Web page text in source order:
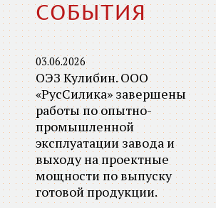
СОБЫТИЯ
03.06.2026
ОЭЗ Кулибин. ООО
«РусСилика» завершены
работы по опытно-
промышленной
эксплуатации завода и
выходу на проектные
мощности по выпуску
готовой продукции.